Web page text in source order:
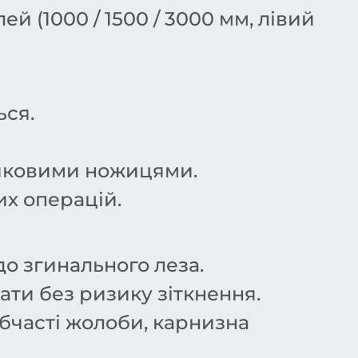
(1000 / 1500 / 3000 мм, лівий
ножицями.
операцій.
згинального леза.
без ризику зіткнення.
жолоби, карнизна